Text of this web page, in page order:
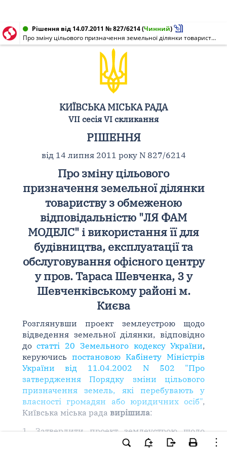
Рішення від 14.07.2011 № 827/6214(Чинний)
Про зміну цільового призначення земельної ділянки товариству з обмеженою відповідальністю "ЛЯ ФАМ МОДЕЛС" і використання її для будівництва, експлуатації та обслуговування офісного центру у пров. Тараса Шевченка, 3 у Шевченківському районі м. Києва
КИЇВСЬКА МІСЬКА РАДА
VII сесія VI скликання
РІШЕННЯ
від 14 липня 2011 року N 827/6214
Про зміну цільового
призначення земельної ділянки
товариству з обмеженою
відповідальністю "ЛЯ ФАМ
МОДЕЛС" і використання її для
будівництва, експлуатації та
обслуговування офісного центру
у пров. Тараса Шевченка, 3 у
Шевченківському районі м.
Києва
Розглянувши проект землеустрою щодо
відведення земельної ділянки, відповідно
достатті 20 Земельного кодексу України,
керуючись постановою Кабінету Міністрів
України від 11.04.2002 N 502 "Про
затвердження Порядку зміни цільового
призначення земель, які перебувають у
власності громадян або юридичних осіб",
Київська міська рада вирішила:
1. Затвердити проект землеустрою щодо
відведення земельної ділянки товариству з